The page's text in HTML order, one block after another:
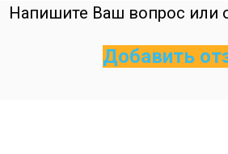
Напишите Ваш вопрос или
Добавить